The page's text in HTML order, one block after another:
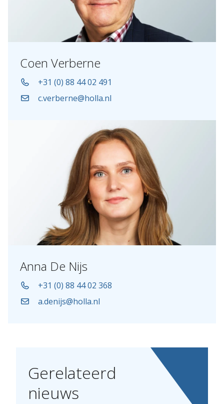
Coen Verberne
+31 (0) 88 44 02 491
c.verberne@holla.nl
Anna De Nijs
+31 (0) 88 44 02 368
a.denijs@holla.nl
Gerelateerd
nieuws